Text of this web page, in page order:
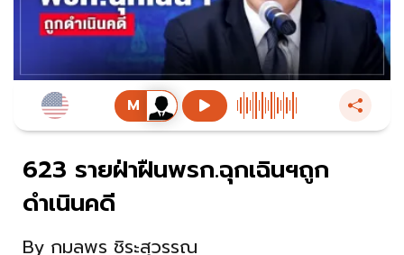
623 รายฝ่าฝืนพรก.ฉุกเฉินฯถูก
ดำเนินคดี
By กมลพร ชิระสุวรรณ